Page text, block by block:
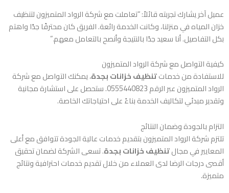
عميل آخر يشارك تجربته قائلاً: “تعاملت مع شركة الرواد المتميزون لتنظيف
خزان المياه في منزلنا، وكانت الخدمة رائعة. الفريق كان محترفًا جدًا واهتم
بكل التفاصيل. أنا سعيد جدًا بالنتيجة وأنصح بالتعامل معهم.”
كيفية التواصل مع شركة الرواد المتميزون
للاستفادة من خدماتتنظيف خزانات بجدة، يمكنك التواصل مع شركة
الرواد المتميزون عبر الرقم 0555440823. ستحصل على استشارة مجانية
وتقدير مبدئي لتكاليف الخدمة بناءً على احتياجاتك الخاصة.
التزام بالجودة وضمان النتائج
تلتزم شركة الرواد المتميزون بتقديم خدمات عالية الجودة تتوافق مع أعلى
المعايير في مجالتنظيف خزانات بجدة. تسعى الشركة لضمان تحقيق
أقصى درجات الرضا لدى العملاء من خلال تقديم خدمات احترافية ونتائج
متميزة.